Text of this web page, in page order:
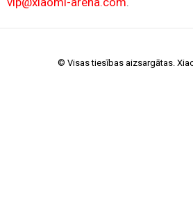
© Visas tiesības aizsargātas.